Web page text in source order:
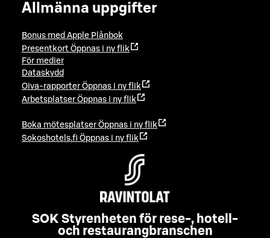
Allmänna uppgifter
Bonus med Apple Plånbok
Presentkort Öppnas i ny flik
För medier
Dataskydd
Oiva-rapporter Öppnas i ny flik
Arbetsplatser Öppnas i ny flik
Boka mötesplatser Öppnas i ny flik
Sokoshotels.fi Öppnas i ny flik
SOK Styrenheten för rese-, hotell-
och restaurangbranschen